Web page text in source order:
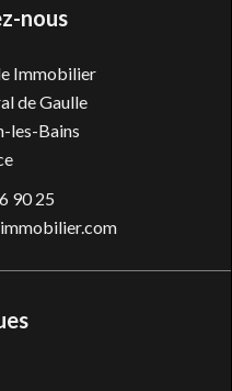
nous
Immobilier
de Gaulle
les-Bains
90 25